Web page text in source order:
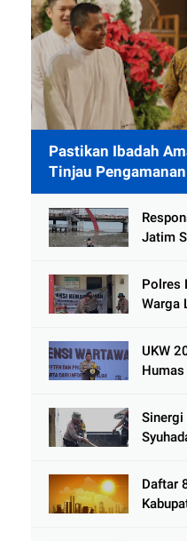
Pastikan Ibadah
Tinjau
Gading
Jatim
Kenjeran
Polres
Warga
UKW
Hoaks
Daftar